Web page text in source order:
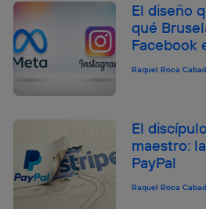
El diseño
qué
Facebook
Raquel Roca
El
maestro:
PayPal
Raquel Roca